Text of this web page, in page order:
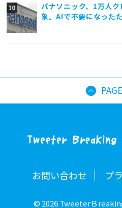
パナソニック、1万人
象。AIで不要になった
お問い合わせ プ
© 2026 TweeterＢ